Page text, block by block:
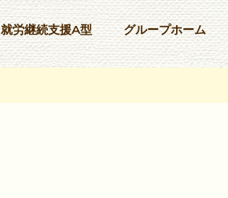
就労継続支援A型 グループホーム